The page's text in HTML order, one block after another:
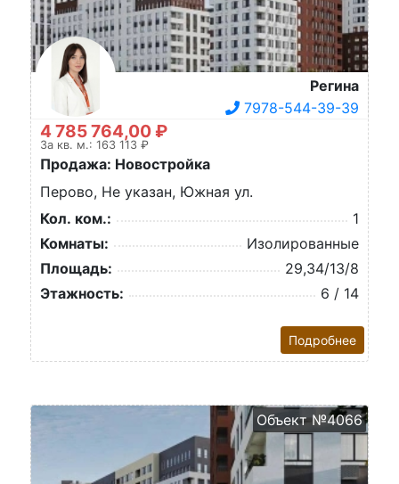
Регина
7978-544-39-39
4 785 764,00 ₽
За кв. м.: 163 113 ₽
Продажа: Новостройка
Перово, Не указан, Южная ул.
Кол. ком.:
1
Комнаты:
Изолированные
Площадь:
29,34/13/8
Этажность:
6 / 14
Подробнее
Объект №4066